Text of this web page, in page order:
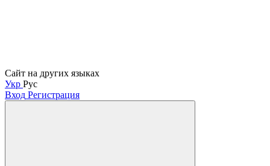
Сайт на других языках
Укр Рус
Вход Регистрация